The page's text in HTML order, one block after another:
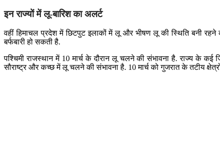
इन राज्यों में लू-बारिश का अलर्ट
वहीं हिमाचल प्रदेश में छिटपुट इलाकों में लू और भीषण लू की स्थिति बनी रहने
बर्फबारी हो सकती है.
पश्चिमी राजस्थान में 10 मार्च के दौरान लू चलने की संभावना है. राज्य के कई
सौराष्ट्र और कच्छ में लू चलने की संभावना है. 10 मार्च को गुजरात के तटीय